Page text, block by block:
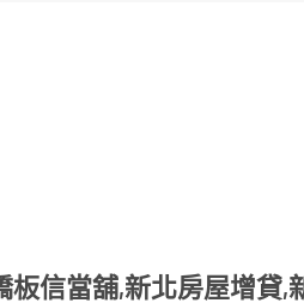
信當舖,新北房屋增貸,